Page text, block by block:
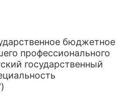
бюджетное
профессионального
государственный